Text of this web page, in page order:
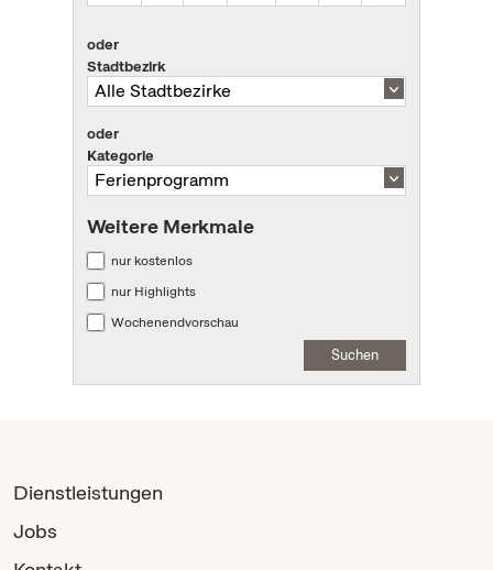
oder
Stadtbezirk
oder
Kategorie
Weitere Merkmale
nur kostenlos
nur Highlights
Wochenendvorschau
Suchen
Dienstleistungen
Jobs